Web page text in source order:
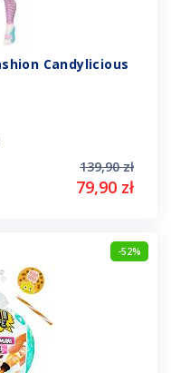
Candylicious
139,90 zł
79,90 zł
-52%